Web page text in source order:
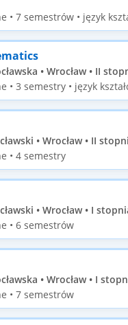
• 7 semestrów • język
• Wrocław • II
• 3 semestry • język
• Wrocław • II
• 4 semestry
• Wrocław • I
• 6 semestrów
• Wrocław • I
• 7 semestrów